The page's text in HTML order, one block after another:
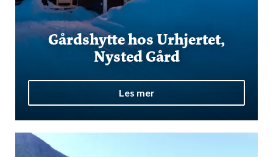
Gårdshytte hos Urhjertet,
Nysted Gård
Les mer